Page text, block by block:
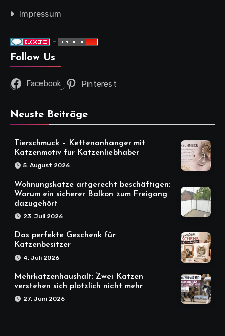
Impressum
-
Follow Us
Facebook Pinterest
Neuste Beiträge
Tierschmuck – Kettenanhänger mit
Katzenmotiv für Katzenliebhaber
5. August 2026
Wohnungskatze artgerecht beschäftigen:
Warum ein sicherer Balkon zum Freigang
dazugehört
23. Juli 2026
Das perfekte Geschenk für
Katzenbesitzer
4. Juli 2026
Mehrkatzenhaushalt: Zwei Katzen
verstehen sich plötzlich nicht mehr
27. Juni 2026